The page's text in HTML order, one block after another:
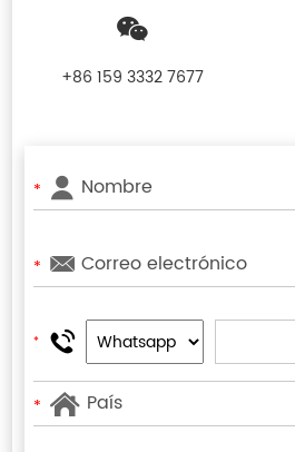
+86 159 3332 7677
*
*
*
*